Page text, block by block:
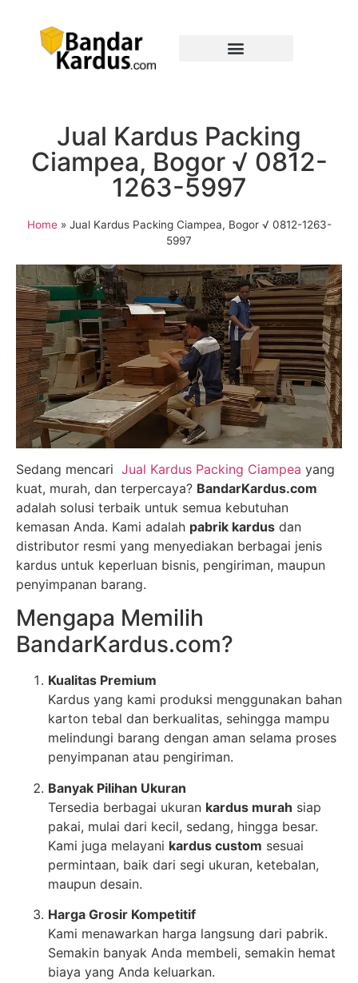
Jual Kardus Packing
Ciampea, Bogor √ 0812-
1263-5997
Home» Jual Kardus Packing Ciampea, Bogor √ 0812-1263-
5997
Sedang mencari Jual Kardus Packing Ciampea yang
kuat, murah, dan terpercaya? BandarKardus.com
adalah solusi terbaik untuk semua kebutuhan
kemasan Anda. Kami adalah pabrik kardus dan
distributor resmi yang menyediakan berbagai jenis
kardus untuk keperluan bisnis, pengiriman, maupun
penyimpanan barang.
Mengapa Memilih
BandarKardus.com?
Kualitas Premium
Kardus yang kami produksi menggunakan bahan
karton tebal dan berkualitas, sehingga mampu
melindungi barang dengan aman selama proses
penyimpanan atau pengiriman.
Banyak Pilihan Ukuran
Tersedia berbagai ukuran kardus murah siap
pakai, mulai dari kecil, sedang, hingga besar.
Kami juga melayani kardus custom sesuai
permintaan, baik dari segi ukuran, ketebalan,
maupun desain.
Harga Grosir Kompetitif
Kami menawarkan harga langsung dari pabrik.
Semakin banyak Anda membeli, semakin hemat
biaya yang Anda keluarkan.